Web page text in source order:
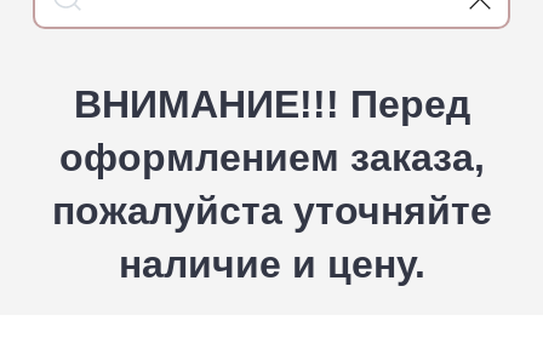
ВНИМАНИЕ!!! Перед
оформлением заказа,
пожалуйста уточняйте
наличие и цену.